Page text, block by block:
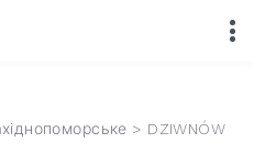
> DZIWNÓW